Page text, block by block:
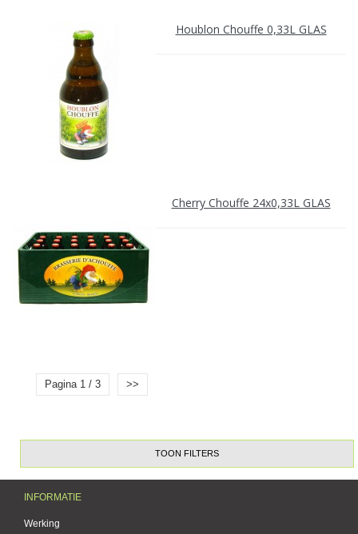
Houblon Chouffe 0,33L GLAS
Cherry Chouffe 24x0,33L GLAS
Pagina 1 / 3 >>
TOON FILTERS
INFORMATIE
Werking